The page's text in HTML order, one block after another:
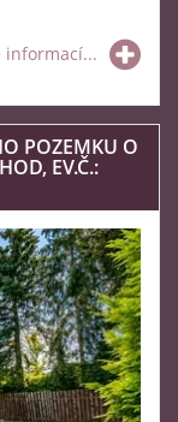
informací...
POZEMKU O
EV.Č.: